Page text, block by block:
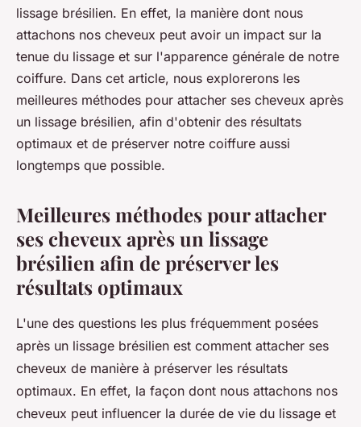
denise• 16 juillet 2023• 3 min de lecture
lissage brésilien. En effet, la manière dont nous
attachons nos cheveux peut avoir un impact sur la
tenue du lissage et sur l'apparence générale de notre
coiffure. Dans cet article, nous explorerons les
meilleures méthodes pour attacher ses cheveux après
un lissage brésilien, afin d'obtenir des résultats
optimaux et de préserver notre coiffure aussi
longtemps que possible.
Meilleures méthodes pour attacher
ses cheveux après un lissage
brésilien afin de préserver les
résultats optimaux
L'une des questions les plus fréquemment posées
après un lissage brésilien est comment attacher ses
cheveux de manière à préserver les résultats
optimaux. En effet, la façon dont nous attachons nos
cheveux peut influencer la durée de vie du lissage et